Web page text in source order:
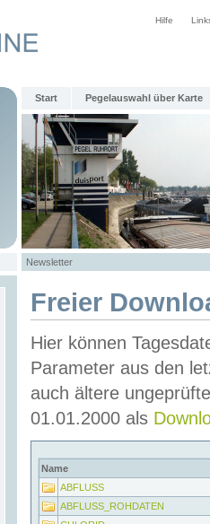
Hilfe
Start Pegelauswahl über Karte
Newsletter
Freier
Hier können
Parameter aus den
auch ältere
01.01.2000 als
Name
ABFLUSS
ABFLUSS_ROHDATEN